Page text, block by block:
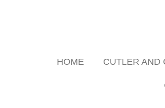
HOME CUTLER AND